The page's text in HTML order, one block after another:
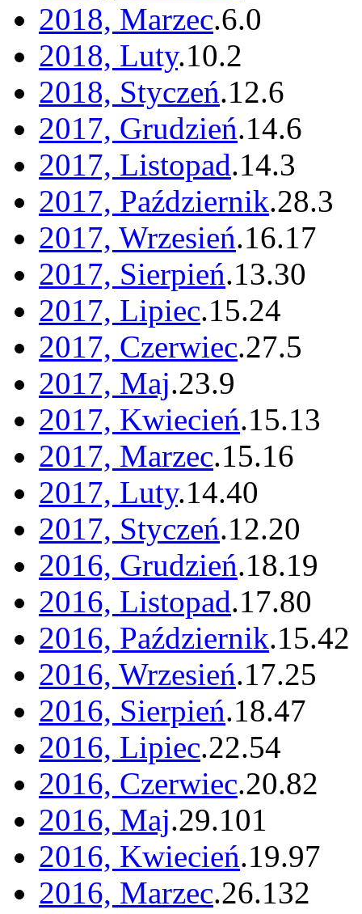
2018, Marzec.6.0
2018, Luty.10.2
2018, Styczeń.12.6
2017, Grudzień.14.6
2017, Listopad.14.3
2017, Październik.28.3
2017, Wrzesień.16.17
2017, Sierpień.13.30
2017, Lipiec.15.24
2017, Czerwiec.27.5
2017, Maj.23.9
2017, Kwiecień.15.13
2017, Marzec.15.16
2017, Luty.14.40
2017, Styczeń.12.20
2016, Grudzień.18.19
2016, Listopad.17.80
2016, Październik.15.42
2016, Wrzesień.17.25
2016, Sierpień.18.47
2016, Lipiec.22.54
2016, Czerwiec.20.82
2016, Maj.29.101
2016, Kwiecień.19.97
2016, Marzec.26.132